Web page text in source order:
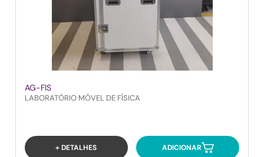
AG-FIS
LABORATÓRIO MÓVEL DE FÍSICA
+ DETALHES ADICIONAR